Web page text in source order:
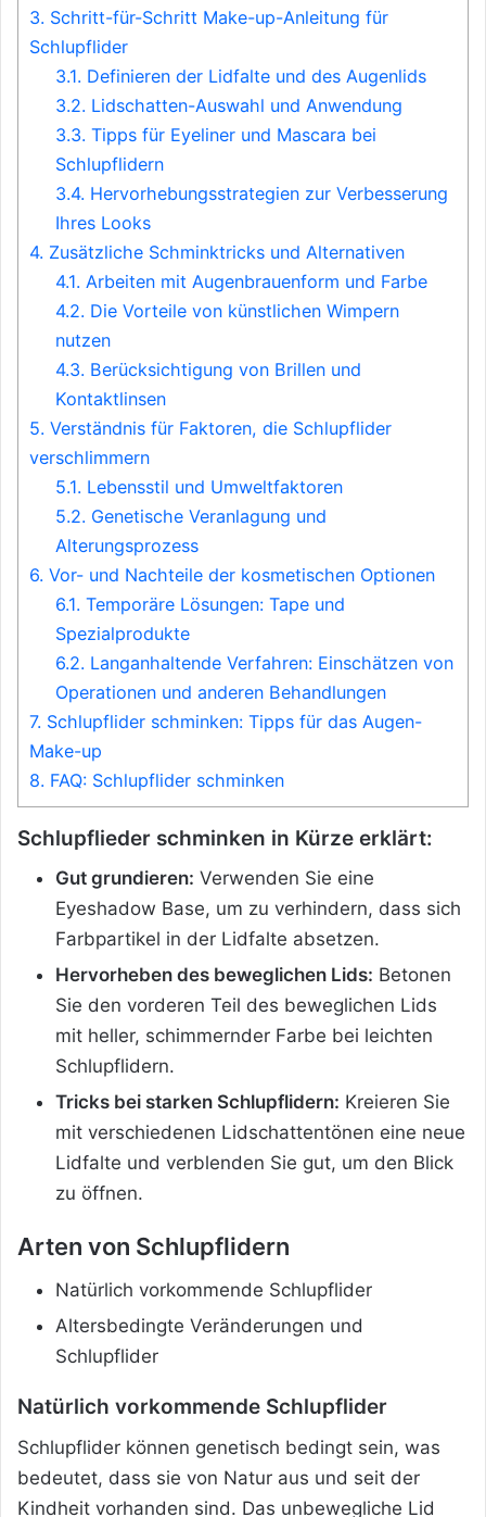
3. Schritt-für-Schritt Make-up-Anleitung für
Schlupflider
3.1. Definieren der Lidfalte und des Augenlids
3.2. Lidschatten-Auswahl und Anwendung
3.3. Tipps für Eyeliner und Mascara bei
Schlupflidern
3.4. Hervorhebungsstrategien zur Verbesserung
Ihres Looks
4. Zusätzliche Schminktricks und Alternativen
4.1. Arbeiten mit Augenbrauenform und Farbe
4.2. Die Vorteile von künstlichen Wimpern
nutzen
4.3. Berücksichtigung von Brillen und
Kontaktlinsen
5. Verständnis für Faktoren, die Schlupflider
verschlimmern
5.1. Lebensstil und Umweltfaktoren
5.2. Genetische Veranlagung und
Alterungsprozess
6. Vor- und Nachteile der kosmetischen Optionen
6.1. Temporäre Lösungen: Tape und
Spezialprodukte
6.2. Langanhaltende Verfahren: Einschätzen von
Operationen und anderen Behandlungen
7. Schlupflider schminken: Tipps für das Augen-
Make-up
8. FAQ: Schlupflider schminken
Schlupflieder schminken in Kürze erklärt:
Gut grundieren: Verwenden Sie eine
Eyeshadow Base, um zu verhindern, dass sich
Farbpartikel in der Lidfalte absetzen.
Hervorheben des beweglichen Lids: Betonen
Sie den vorderen Teil des beweglichen Lids
mit heller, schimmernder Farbe bei leichten
Schlupflidern.
Tricks bei starken Schlupflidern: Kreieren Sie
mit verschiedenen Lidschattentönen eine neue
Lidfalte und verblenden Sie gut, um den Blick
zu öffnen.
Arten von Schlupflidern
Natürlich vorkommende Schlupflider
Altersbedingte Veränderungen und
Schlupflider
Natürlich vorkommende Schlupflider
Schlupflider können genetisch bedingt sein, was
bedeutet, dass sie von Natur aus und seit der
Kindheit vorhanden sind. Das unbewegliche Lid